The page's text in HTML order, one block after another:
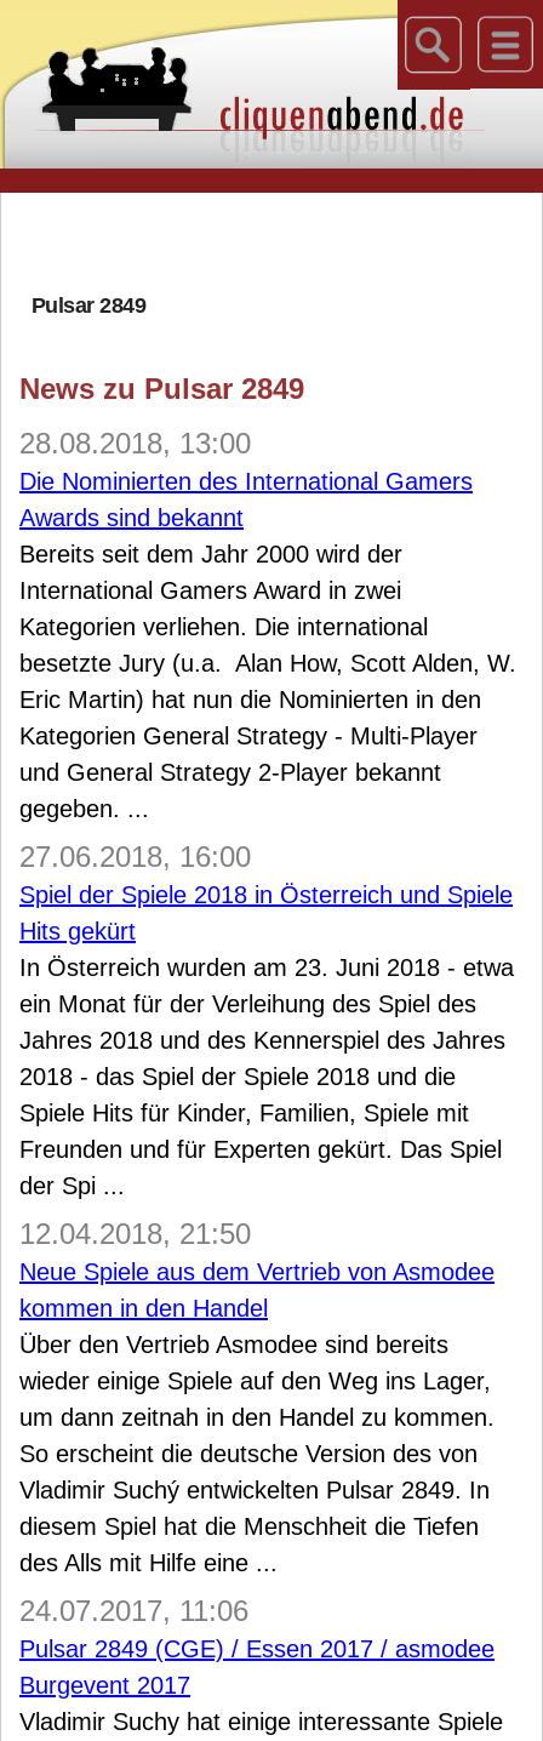
Pulsar 2849
News zu Pulsar 2849
28.08.2018, 13:00
Die Nominierten des International Gamers
Awards sind bekannt
Bereits seit dem Jahr 2000 wird der
International Gamers Award in zwei
Kategorien verliehen. Die international
besetzte Jury (u.a. Alan How, Scott Alden, W.
Eric Martin) hat nun die Nominierten in den
Kategorien General Strategy - Multi-Player
und General Strategy 2-Player bekannt
gegeben. ...
27.06.2018, 16:00
Spiel der Spiele 2018 in Österreich und Spiele
Hits gekürt
In Österreich wurden am 23. Juni 2018 - etwa
ein Monat für der Verleihung des Spiel des
Jahres 2018 und des Kennerspiel des Jahres
2018 - das Spiel der Spiele 2018 und die
Spiele Hits für Kinder, Familien, Spiele mit
Freunden und für Experten gekürt. Das Spiel
der Spi ...
12.04.2018, 21:50
Neue Spiele aus dem Vertrieb von Asmodee
kommen in den Handel
Über den Vertrieb Asmodee sind bereits
wieder einige Spiele auf den Weg ins Lager,
um dann zeitnah in den Handel zu kommen.
So erscheint die deutsche Version des von
Vladimir Suchý entwickelten Pulsar 2849. In
diesem Spiel hat die Menschheit die Tiefen
des Alls mit Hilfe eine ...
24.07.2017, 11:06
Pulsar 2849 (CGE) / Essen 2017 / asmodee
Burgevent 2017
Vladimir Suchy hat einige interessante Spiele